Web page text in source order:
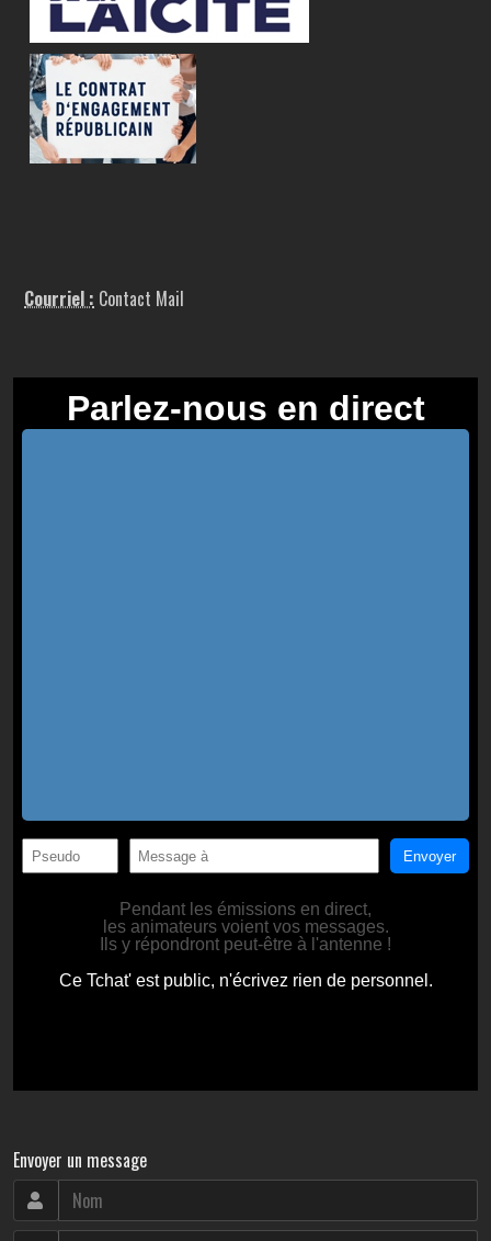
Courriel : Contact Mail
Envoyer un message